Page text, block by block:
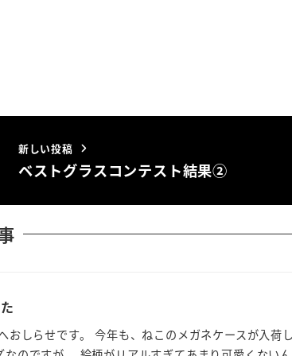
新しい投稿
ベストグラスコンテスト結果②
しらせです。 今年も、ねこのメガネケースが入荷